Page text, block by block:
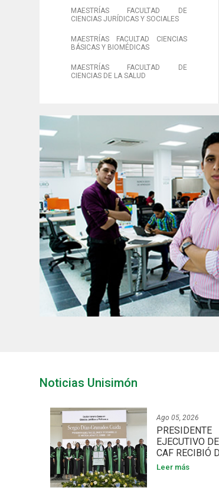
MAESTRÍAS FACULTAD DE
CIENCIAS JURÍDICAS Y SOCIALES
MAESTRÍAS FACULTAD CIENCIAS
BÁSICAS Y BIOMÉDICAS
MAESTRÍAS FACULTAD DE
CIENCIAS DE LA SALUD
Noticias Unisimón
Ago 05, 2026
PRESIDENTE
EJECUTIVO
CAF RECIBIÓ
Leer más